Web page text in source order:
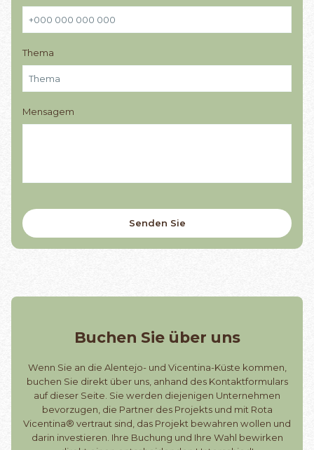
Thema
Mensagem
Buchen Sie über uns
Wenn Sie an die Alentejo- und Vicentina-Küste kommen,
buchen Sie direkt über uns, anhand des Kontaktformulars
auf dieser Seite. Sie werden diejenigen Unternehmen
bevorzugen, die Partner des Projekts und mit Rota
Vicentina® vertraut sind, das Projekt bewahren wollen und
darin investieren. Ihre Buchung und Ihre Wahl bewirken